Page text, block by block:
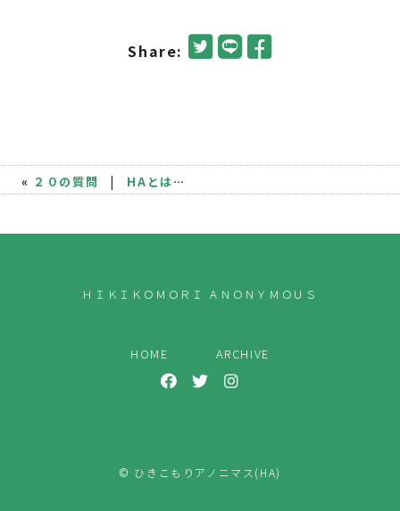
Share:
« ２０の質問 | HAとは？
ＨＩＫＩＫＯＭＯＲＩ ＡＮＯＮＹＭＯＵＳ
HOME ARCHIVE
© ひきこもりアノニマス(HA)